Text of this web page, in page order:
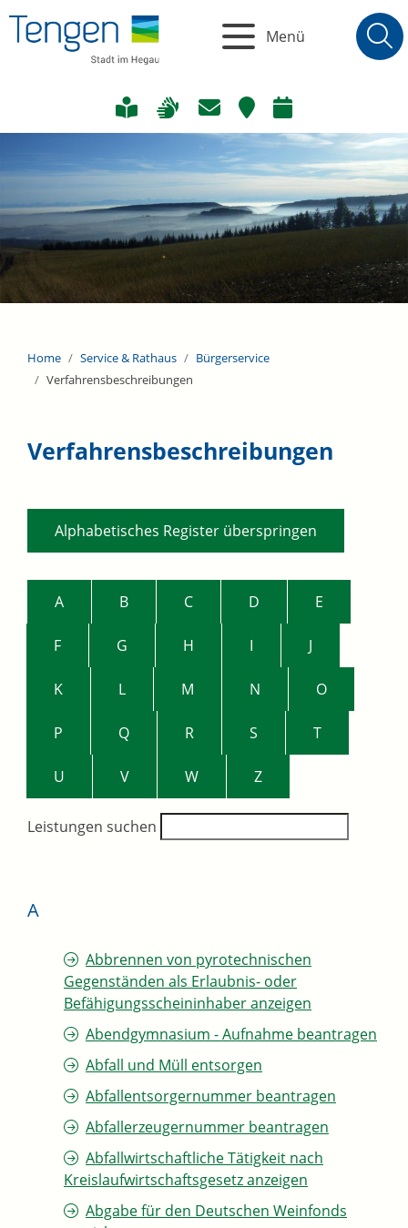
Menü
Home Service & Rathaus
Bürgerservice
Verfahrensbeschreibungen
Verfahrensbeschreibungen
Alphabetisches Register überspringen
A B C D E
F G H I J
K L M N O
P Q R S T
U V W Z
Leistungen suchen
A
Abbrennen von pyrotechnischen
Gegenständen als Erlaubnis- oder
Befähigungsscheininhaber anzeigen
Abendgymnasium - Aufnahme beantragen
Abfall und Müll entsorgen
Abfallentsorgernummer beantragen
Abfallerzeugernummer beantragen
Abfallwirtschaftliche Tätigkeit nach
Kreislaufwirtschaftsgesetz anzeigen
Abgabe für den Deutschen Weinfonds